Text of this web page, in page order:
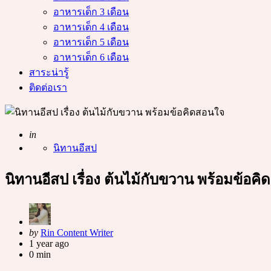
อาหารเด็ก 3 เดือน
อาหารเด็ก 4 เดือน
อาหารเด็ก 5 เดือน
อาหารเด็ก 6 เดือน
สาระน่ารู้
ติดต่อเรา
Posted
in
นิทานอีสป
นิทานอีสป เรื่อง ต้นไม้กับขวาน พร้อมข้อคิ
Posted
by
by Rin Content Writer
1 year ago
0 min